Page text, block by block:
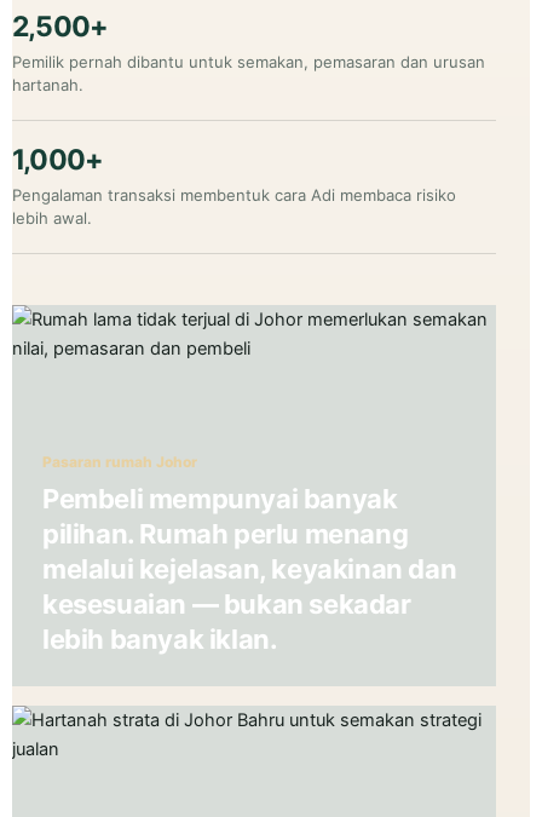
2,500+
Pemilik pernah dibantu untuk semakan, pemasaran dan urusan
hartanah.
1,000+
Pengalaman transaksi membentuk cara Adi membaca risiko
lebih awal.
Pasaran rumah Johor
Pembeli mempunyai banyak
pilihan. Rumah perlu menang
melalui kejelasan, keyakinan dan
kesesuaian — bukan sekadar
lebih banyak iklan.